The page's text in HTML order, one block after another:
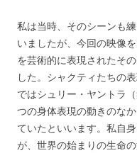
私は当時、そのシーンも
いましたが、今回の映像
を芸術的に表現されたそ
した。シャクティたちの
ではシュリー・ヤントラ
つの身体表現の動きのな
ていたといいます。私自
が、世界の始まりの生命